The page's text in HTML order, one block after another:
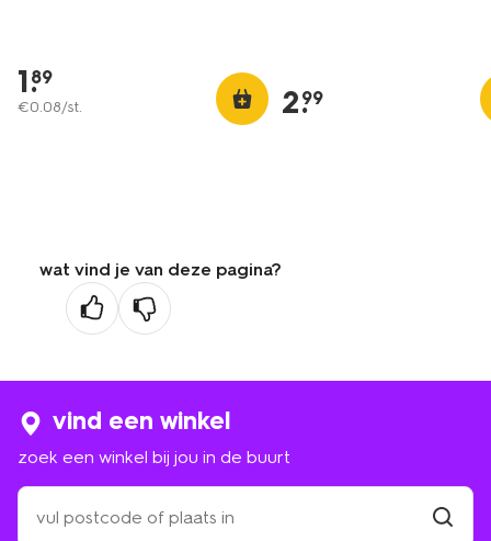
1.
89
€0.08/st. 2.
99
wat vind je van deze pagina?
vind een winkel
zoek een winkel bij jou in de buurt
zoek
een